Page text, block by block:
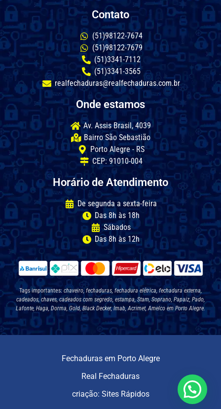
Contato
(51)98122-7674
(51)98122-7679
(51)3341-7112
(51)3341-3565
realfechaduras@realfechaduras.com.br
Onde estamos
Av. Assis Brasil, 4039
Bairro São Sebastião
Porto Alegre - RS
CEP: 91010-004
Horário de Atendimento
De segunda a sexta-feira
Das 8h às 18h
Sábados
Das 8h às 12h
Tags importantes: chaveiro, fechaduras, fechadura elétrica, fechadura externa,
cadeados, chaves, cadeados com segredo, estampa, Stam, Soprano, Papaiz, Pado,
Lafonte, Haga, Dorma, Gold, Black Decker, Imab, Acrimet, Amelco em Porto Alegre.
Fechaduras em Porto Alegre
Real Fechaduras
criação: Sites Rápidos